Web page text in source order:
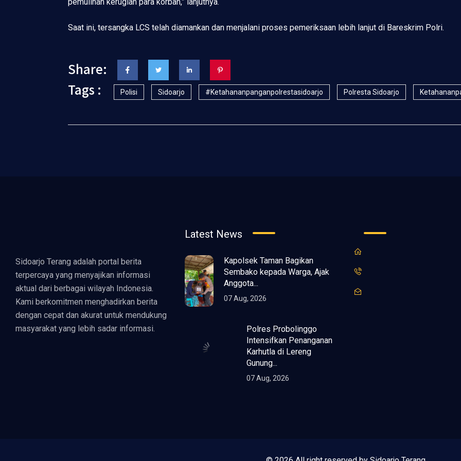
Saat ini, tersangka LCS telah diamankan dan menjalani proses pemeriksaan lebih lanjut di Bareskrim Polri.
Share:
Tags :
Polisi Sidoarjo #ketahananpanganpolrestasidoarjo Polresta Sidoarjo
Sidoarjo Terang adalah portal berita
terpercaya yang menyajikan informasi
aktual dari berbagai wilayah Indonesia.
Kami berkomitmen menghadirkan berita
dengan cepat dan akurat untuk mendukung
masyarakat yang lebih sadar informasi.
Latest News
Kapolsek Taman Bagikan
Sembako kepada Warga, Ajak
Anggota...
07 Aug, 2026
Polres Probolinggo
Intensifkan
Penanganan Karhutla
di Lereng Gunung...
07 Aug, 2026